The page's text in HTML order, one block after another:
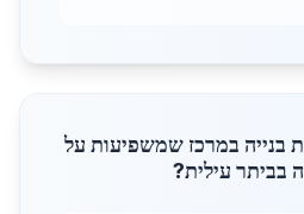
בנייה במרכז שמשפיעות על
בביתר עילית?